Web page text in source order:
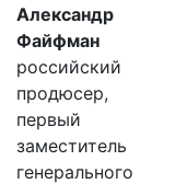
Александр
Файфман
российский
продюсер,
первый
заместитель
генерального